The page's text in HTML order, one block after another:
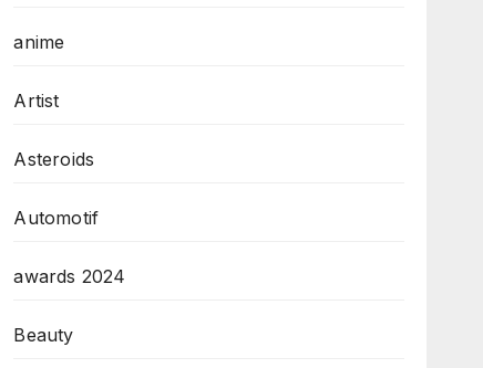
anime
Artist
Asteroids
Automotif
awards 2024
Beauty